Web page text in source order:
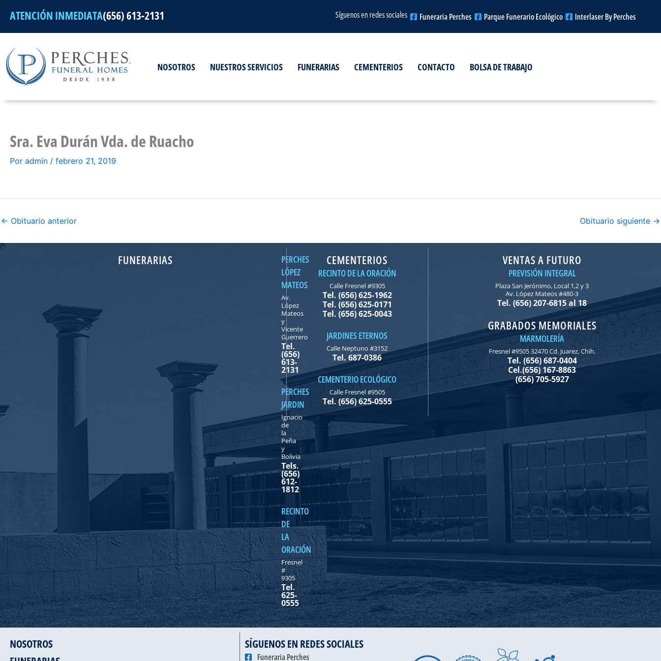
contenido
ATENCIÓN INMEDIATA(656) 613-2131 Síguenos en redes sociales Funeraria Perches Parque Funerario Ecológico Interlaser By Perches
NOSOTROS NUESTROS SERVICIOS FUNERARIAS CEMENTERIOS CONTACTO BOLSA DE TRABAJO
Sra. Eva Durán Vda. de Ruacho
Por admin / febrero 21, 2019
← Obituario anterior Obituario siguiente →
FUNERARIAS
PERCHES
LÓPEZ
MATEOS
Av.
López
Mateos
y
Vicente
Guerrero
Tel.
(656)
613-
2131
PERCHES
JARDIN
Ignacio
de
la
Peña
y
Bolivia
Tels.
(656)
612-
1812
RECINTO
DE
LA
ORACIÓN
Fresnel
#
9305
Tel.
625-
0555
CEMENTERIOS
RECINTO DE LA ORACIÓN
Calle Fresnel #9305
Tel. (656) 625-1962
Tel. (656) 625-0171
Tel. (656) 625-0043
JARDINES ETERNOS
Calle Neptuno #3152
Tel. 687-0386
CEMENTERIO ECOLÓGICO
Calle Fresnel #9505
Tel. (656) 625-0555
VENTAS A FUTURO
PREVISIÓN INTEGRAL
Plaza San Jerónimo, Local 1,2 y 3
Av. López Mateos #480-3
Tel. (656) 207-6815 al 18
GRABADOS MEMORIALES
MARMOLERÍA
Fresnel #9505 32470 Cd. Juarez, Chih.
Tel. (656) 687-0404
Cel.(656) 167-8863
(656) 705-5927
NOSOTROS
SÍGUENOS EN REDES SOCIALES
Funeraria Perches